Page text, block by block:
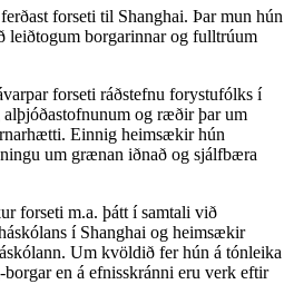
forseti til Shanghai. Þar mun hún
leiðtogum borgarinnar og fulltrúum
forseti ráðstefnu forystufólks í
og ræðir þar um
Einnig heimsækir hún
um grænan iðnað og sjálfbæra
forseti m.a. þátt í samtali við
í Shanghai og heimsækir
Um kvöldið fer hún á tónleika
en á efnisskránni eru verk eftir